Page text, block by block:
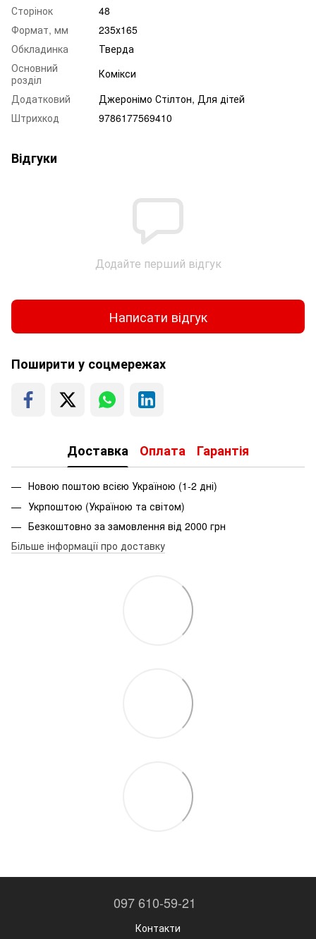
Сторінок
48
Формат, мм
235х165
Обкладинка
Тверда
Основний
розділ
Комікси
Додатковий
Джеронімо Стілтон, Для дітей
Штрихкод
9786177569410
Відгуки
Додайте перший відгук
Написати відгук
Поширити у соцмережах
Доставка Оплата Гарантія
Новою поштою всією Україною (1-2 дні)
Укрпоштою (Україною та світом)
Безкоштовно за замовлення від 2000 грн
Більше інформації про доставку
097 610-59-21
Контакти